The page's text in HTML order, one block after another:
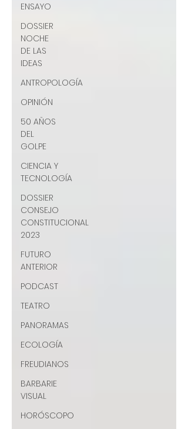
ENSAYO
DOSSIER
NOCHE
DE LAS
IDEAS
ANTROPOLOGÍA
OPINIÓN
50 AÑOS
DEL
GOLPE
CIENCIA Y
TECNOLOGÍA
DOSSIER
CONSEJO
CONSTITUCIONAL
2023
FUTURO
ANTERIOR
PODCAST
TEATRO
PANORAMAS
ECOLOGÍA
FREUDIANOS
BARBARIE
VISUAL
HORÓSCOPO